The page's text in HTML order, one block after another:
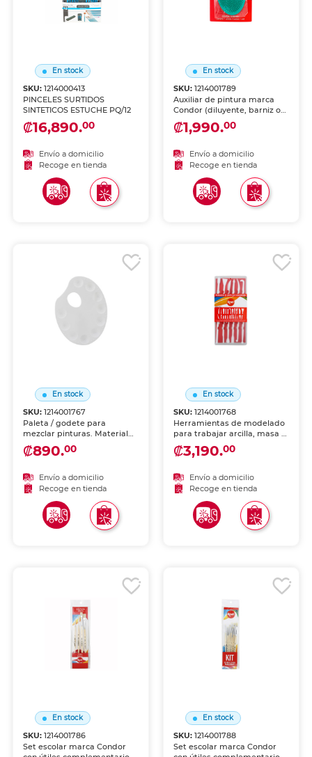
En stock
SKU:1214000413
PINCELES SURTIDOS
SINTETICOS ESTUCHE PQ/12
₡16,890.00
Envío a domicilio
Recoge en tienda
En stock
SKU: 1214001789
Auxiliar de pintura marca
Condor (diluyente, barniz o
medio) para acabados
profesionales en arte y
para potenciar el
rendimiento de tus pinturas.
₡1,990.00
Envío a domicilio
Recoge en tienda
En stock
SKU:1214001767
Paleta / godete para
mezclar pinturas. Material
resistente y fácil de limpiar,
ideal para acuarela, acrílico y
₡890.00
Envío a domicilio
Recoge en tienda
En stock
SKU: 1214001768
Herramientas de modelado
para trabajar arcilla, masa y
pasta. Puntas de diferentes
formas para crear detalles y
₡3,190.00
Envío a domicilio
Recoge en tienda
En stock
SKU:1214001786
Set escolar marca Condor
En stock
SKU: 1214001788
Set escolar marca Condor